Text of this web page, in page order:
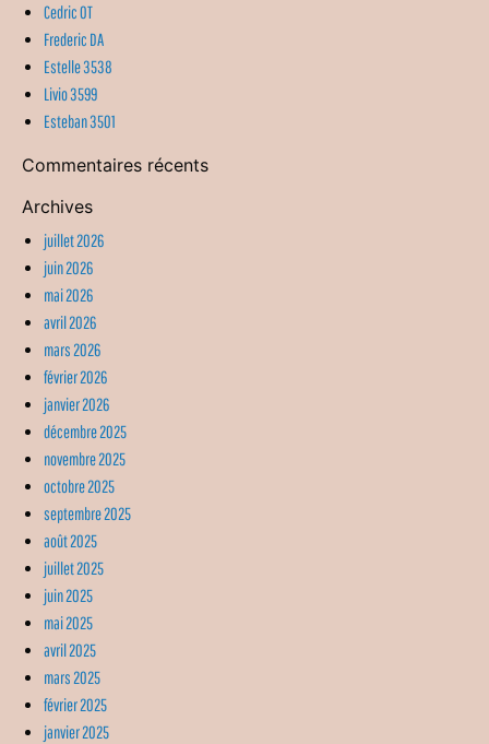
Cedric OT
Frederic DA
Estelle 3538
Livio 3599
Esteban 3501
Commentaires récents
Archives
juillet 2026
juin 2026
mai 2026
avril 2026
mars 2026
février 2026
janvier 2026
décembre 2025
novembre 2025
octobre 2025
septembre 2025
août 2025
juillet 2025
juin 2025
mai 2025
avril 2025
mars 2025
février 2025
janvier 2025